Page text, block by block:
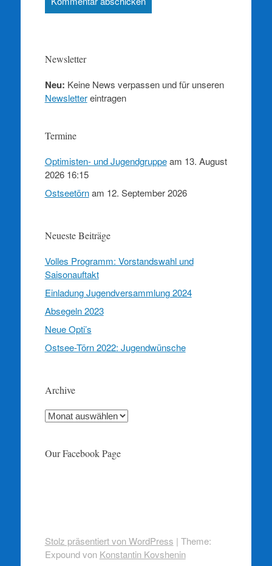
Newsletter
Neu: Keine News verpassen und für unseren
Newslettereintragen
Termine
Optimisten- und Jugendgruppeam 13. August
2026 16:15
Ostseetörnam 12. September 2026
Neueste Beiträge
Volles Programm: Vorstandswahl und
Saisonauftakt
Einladung Jugendversammlung 2024
Absegeln 2023
Neue Opti’s
Ostsee-Törn 2022: Jugendwünsche
Archive
Archive
Our Facebook Page
Stolz präsentiert von WordPress | Theme:
Expound von Konstantin Kovshenin